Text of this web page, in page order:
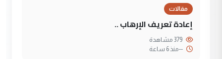
مقالات
إعادة تعريف الإرهاب ..
--منذ 6 ساعة